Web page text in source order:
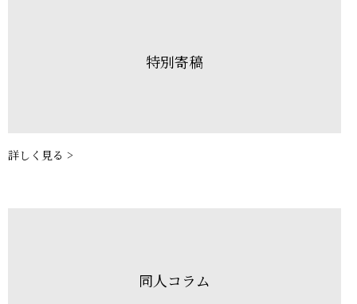
特別寄稿
詳しく見る >
同人コラム